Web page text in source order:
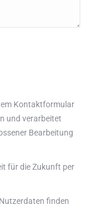
Kontaktformular
und verarbeitet
Bearbeitung
für die Zukunft per
finden